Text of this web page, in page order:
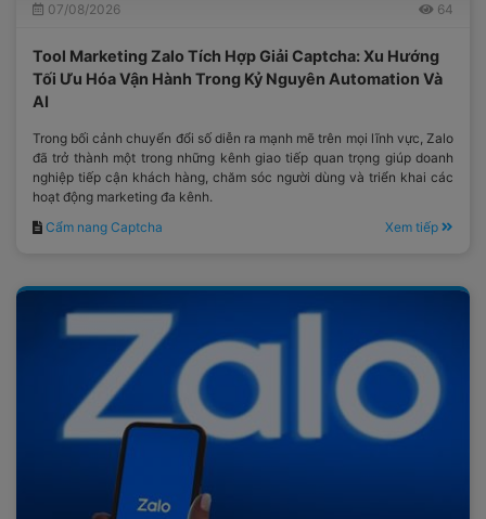
07/08/2026 64
Tool Marketing Zalo Tích Hợp Giải Captcha: Xu Hướng
Tối Ưu Hóa Vận Hành Trong Kỷ Nguyên Automation Và
AI
Trong bối cảnh chuyển đổi số diễn ra mạnh mẽ trên mọi lĩnh vực, Zalo
đã trở thành một trong những kênh giao tiếp quan trọng giúp doanh
nghiệp tiếp cận khách hàng, chăm sóc người dùng và triển khai các
hoạt động marketing đa kênh.
Cẩm nang Captcha
Xem tiếp